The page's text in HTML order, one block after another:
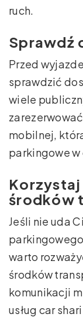
ruch.
Sprawdź
Przed
sprawdzić
wiele
mobilnej,
parkingowe
środków
Jeśli nie uda
warto
środków
komunikacji
usług car